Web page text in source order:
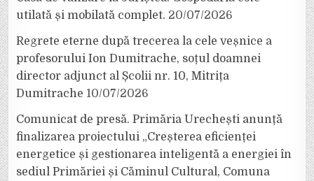
utilată și mobilată complet. 20/07/2026
Regrete eterne după trecerea la cele veșnice a
profesorului Ion Dumitrache, soțul doamnei
director adjunct al Școlii nr. 10, Mitrița
Dumitrache 10/07/2026
Comunicat de presă. Primăria Urechești anunță
finalizarea proiectului „Creșterea eficienței
energetice și gestionarea inteligentă a energiei în
sediul Primăriei și Căminul Cultural, Comuna